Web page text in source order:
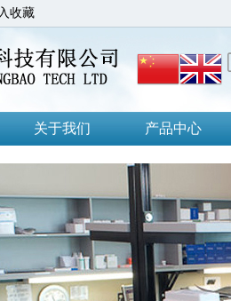
收藏
关于我们 产品中心